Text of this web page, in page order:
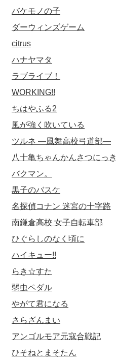
バケモノの子
ダーウィンズゲーム
citrus
ハナヤマタ
ラブライブ！
WORKING!!
ちはやふる2
風が強く吹いている
ツルネ ―風舞高校弓道部―
八十亀ちゃんかんさつにっき
バクマン。
黒子のバスケ
名探偵コナン 迷宮の十字路
南鎌倉高校 女子自転車部
ひぐらしのなく頃に
ハイキュー!!
らき☆すた
弱虫ペダル
やがて君になる
さらざんまい
アンゴルモア元寇合戦記
ひそねとまそたん